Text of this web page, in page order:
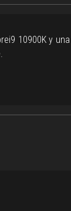
10900K y una